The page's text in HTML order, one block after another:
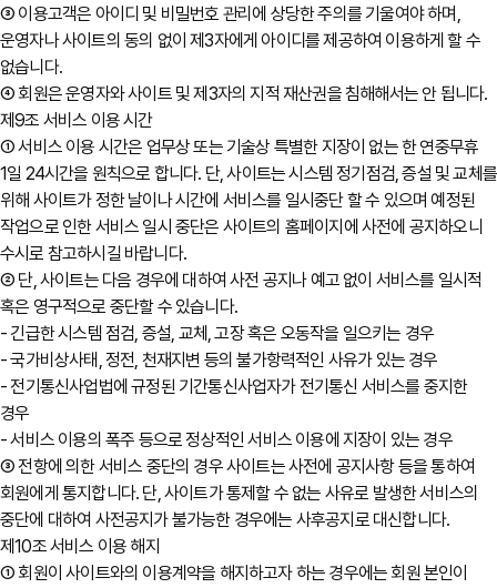
③ 이용고객은 아이디 및 비밀번호 관리에 상당한 주의를 기울여야 하며,
운영자나 사이트의 동의 없이 제3자에게 아이디를 제공하여 이용하게 할 수
없습니다.
④ 회원은 운영자와 사이트 및 제3자의 지적 재산권을 침해해서는 안 됩니다.
제9조 서비스 이용 시간
① 서비스 이용 시간은 업무상 또는 기술상 특별한 지장이 없는 한 연중무휴
1일 24시간을 원칙으로 합니다. 단, 사이트는 시스템 정기점검, 증설 및 교체를
위해 사이트가 정한 날이나 시간에 서비스를 일시중단 할 수 있으며 예정된
작업으로 인한 서비스 일시 중단은 사이트의 홈페이지에 사전에 공지하오니
수시로 참고하시길 바랍니다.
② 단, 사이트는 다음 경우에 대하여 사전 공지나 예고 없이 서비스를 일시적
혹은 영구적으로 중단할 수 있습니다.
- 긴급한 시스템 점검, 증설, 교체, 고장 혹은 오동작을 일으키는 경우
- 국가비상사태, 정전, 천재지변 등의 불가항력적인 사유가 있는 경우
- 전기통신사업법에 규정된 기간통신사업자가 전기통신 서비스를 중지한
경우
- 서비스 이용의 폭주 등으로 정상적인 서비스 이용에 지장이 있는 경우
③ 전항에 의한 서비스 중단의 경우 사이트는 사전에 공지사항 등을 통하여
회원에게 통지합니다. 단, 사이트가 통제할 수 없는 사유로 발생한 서비스의
중단에 대하여 사전공지가 불가능한 경우에는 사후공지로 대신합니다.
제10조 서비스 이용 해지
① 회원이 사이트와의 이용계약을 해지하고자 하는 경우에는 회원 본인이